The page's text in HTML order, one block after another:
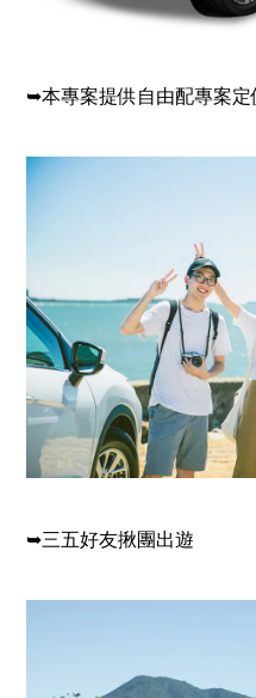
➥本專案提供自由配專案定
➥三五好友揪團出遊